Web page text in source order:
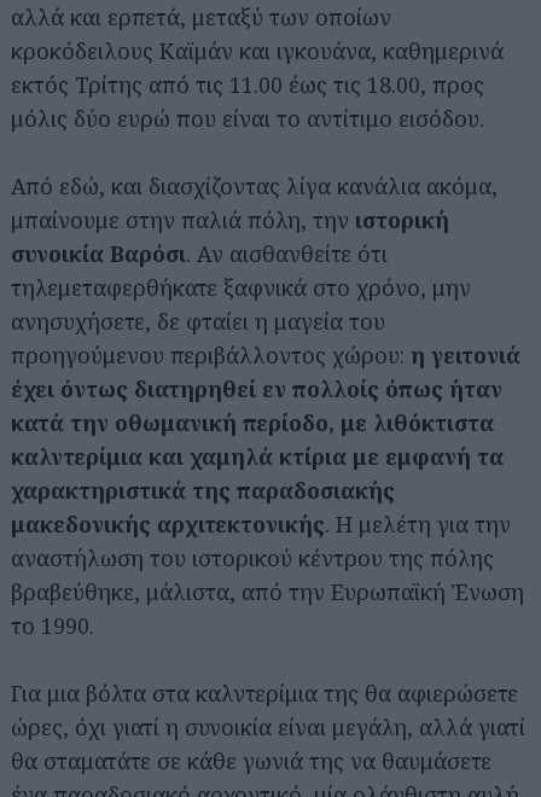
αλλά και ερπετά, μεταξύ των οποίων
κροκόδειλους Καϊμάν και ιγκουάνα, καθημερινά
εκτός Τρίτης από τις 11.00 έως τις 18.00, προς
μόλις δύο ευρώ που είναι το αντίτιμο εισόδου.
Από εδώ, και διασχίζοντας λίγα κανάλια ακόμα,
μπαίνουμε στην παλιά πόλη, την ιστορική
συνοικία Βαρόσι. Αν αισθανθείτε ότι
τηλεμεταφερθήκατε ξαφνικά στο χρόνο, μην
ανησυχήσετε, δε φταίει η μαγεία του
προηγούμενου περιβάλλοντος χώρου: η γειτονιά
έχει όντως διατηρηθεί εν πολλοίς όπως ήταν
κατά την οθωμανική περίοδο, με λιθόκτιστα
καλντερίμια και χαμηλά κτίρια με εμφανή τα
χαρακτηριστικά της παραδοσιακής
μακεδονικής αρχιτεκτονικής. Η μελέτη για την
αναστήλωση του ιστορικού κέντρου της πόλης
βραβεύθηκε, μάλιστα, από την Ευρωπαϊκή Ένωση
το 1990.
Για μια βόλτα στα καλντερίμια της θα αφιερώσετε
ώρες, όχι γιατί η συνοικία είναι μεγάλη, αλλά γιατί
θα σταματάτε σε κάθε γωνιά της να θαυμάσετε